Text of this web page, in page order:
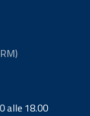
alle 18.00